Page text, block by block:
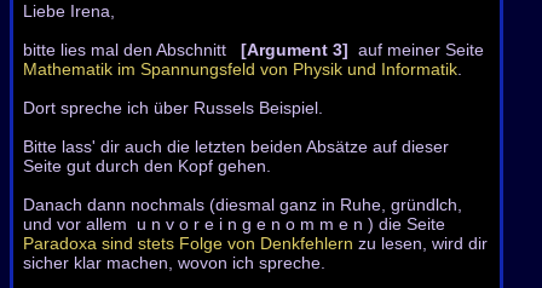
Liebe Irena,
bitte lies mal den Abschnitt [Argument 3] auf meiner Seite
Mathematik im Spannungsfeld von Physik und Informatik.
Dort spreche ich über Russels Beispiel.
Bitte lass' dir auch die letzten beiden Absätze auf dieser
Seite gut durch den Kopf gehen.
Danach dann nochmals (diesmal ganz in Ruhe, gründlch,
und vor allem u n v o r e i n g e n o m m e n ) die Seite
Paradoxa sind stets Folge von Denkfehlern zu lesen, wird dir
sicher klar machen, wovon ich spreche.